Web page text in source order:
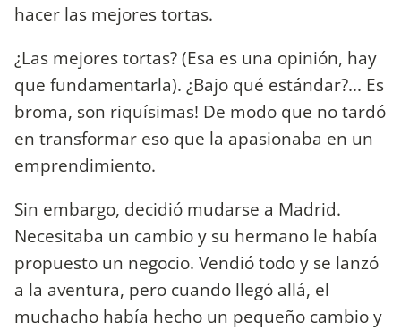
hacer las mejores tortas.
¿Las mejores tortas? (Esa es una opinión, hay
que fundamentarla). ¿Bajo qué estándar?... Es
broma, son riquísimas! De modo que no tardó
en transformar eso que la apasionaba en un
emprendimiento.
Sin embargo, decidió mudarse a Madrid.
Necesitaba un cambio y su hermano le había
propuesto un negocio. Vendió todo y se lanzó
a la aventura, pero cuando llegó allá, el
muchacho había hecho un pequeño cambio y